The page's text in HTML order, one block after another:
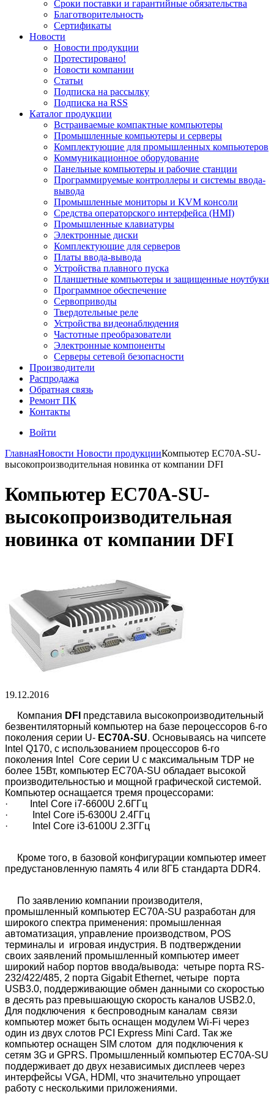
Сроки поставки и гарантийные обязательства
Благотворительность
Сертификаты
Новости
Новости продукции
Протестировано!
Новости компании
Статьи
Подписка на рассылку
Подписка на RSS
Каталог продукции
Встраиваемые компактные компьютеры
Промышленные компьютеры и серверы
Комплектующие для промышленных компьютеров
Коммуникационное оборудование
Панельные компьютеры и рабочие станции
Программируемые контроллеры и системы ввода-
вывода
Промышленные мониторы и KVM консоли
Средства операторского интерфейса (HMI)
Промышленные клавиатуры
Электронные диски
Комплектующие для серверов
Платы ввода-вывода
Устройства плавного пуска
Планшетные компьютеры и защищенные ноутбуки
Программное обеспечение
Сервоприводы
Твердотельные реле
Устройства видеонаблюдения
Частотные преобразователи
Электронные компоненты
Серверы сетевой безопасности
Производители
Распродажа
Обратная связь
Ремонт ПК
Контакты
Войти
ГлавнаяНовости Новости продукцииКомпьютер EC70A-SU-
высокопроизводительная новинка от компании DFI
Компьютер EC70A-SU-
высокопроизводительная
новинка от компании DFI
19.12.2016
Компания DFI представила высокопроизводительный
безвентиляторный компьютер на базе пероцессоров 6-го
поколения серии U- EC70A-SU. Основываясь на чипсете
Intel Q170, с использованием процессоров 6-го
поколения Intel Core серии U с максимальным TDP не
более 15Вт, компьютер EC70A-SU обладает высокой
производительностью и мощной графической системой.
Компьютер оснащается тремя процессорами:
· Intel Core i7-6600U 2.6ГГц
· Intel Core i5-6300U 2.4ГГц
· Intel Core i3-6100U 2.3ГГц
Кроме того, в базовой конфигурации компьютер имеет
предустановленную память 4 или 8ГБ стандарта DDR4.
По заявлению компании производителя,
промышленный компьютер EC70A-SU разработан для
широкого спектра применения: промышленная
автоматизация, управление производством, POS
терминалы и игровая индустрия. В подтверждении
своих заявлений промышленный компьютер имеет
широкий набор портов ввода/вывода: четыре порта RS-
232/422/485, 2 порта Gigabit Ethernet, четыре порта
USB3.0, поддерживающие обмен данными со скоростью
в десять раз превышающую скорость каналов USB2.0,
Для подключения к беспроводным каналам связи
компьютер может быть оснащен модулем Wi-Fi через
один из двух слотов PCI Express Mini Card. Так же
компьютер оснащен SIM слотом для подключения к
сетям 3G и GPRS. Промышленный компьютер EC70A-SU
поддерживает до двух независимых дисплеев через
интерфейсы VGA, HDMI, что значительно упрощает
работу с несколькими приложениями.